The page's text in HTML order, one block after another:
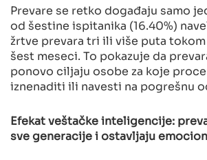
Prevare se retko događaju samo
od šestine ispitanika (16.40%)
žrtve prevara tri ili više puta
šest meseci. To pokazuje da
ponovo ciljaju osobe za koje
iznenaditi ili navesti na pogrešnu
Efekat veštačke inteligencije:
sve generacije i ostavljaju